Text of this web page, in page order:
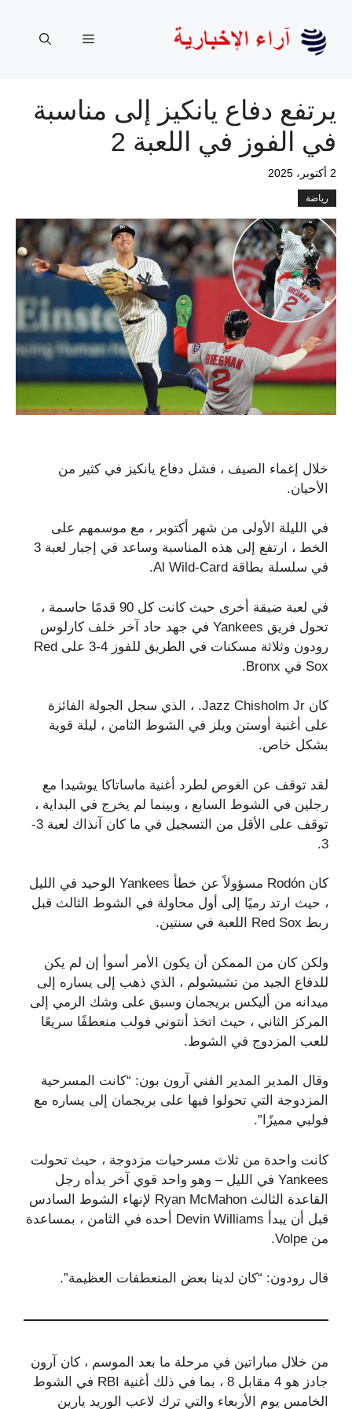
المحتوى
القائمة
يرتفع دفاع يانكيز إلى مناسبة
في الفوز في اللعبة 2
2 أكتوبر، 2025
رياضة
خلال إغماء الصيف ، فشل دفاع يانكيز في كثير من
الأحيان.
في الليلة الأولى من شهر أكتوبر ، مع موسمهم على
الخط ، ارتفع إلى هذه المناسبة وساعد في إجبار لعبة 3
في سلسلة بطاقة Al Wild-Card.
في لعبة ضيقة أخرى حيث كانت كل 90 قدمًا حاسمة ،
تحول فريق Yankees في جهد حاد آخر خلف كارلوس
رودون وثلاثة مسكنات في الطريق للفوز 4-3 على Red
Sox في Bronx.
كان Jazz Chisholm Jr. ، الذي سجل الجولة الفائزة
على أغنية أوستن ويلز في الشوط الثامن ، ليلة قوية
بشكل خاص.
لقد توقف عن الغوص لطرد أغنية ماساتاكا يوشيدا مع
رجلين في الشوط السابع ، وبينما لم يخرج في البداية ،
توقف على الأقل من التسجيل في ما كان آنذاك لعبة 3-
3.
كان Rodón مسؤولاً عن خطأ Yankees الوحيد في الليل
، حيث ارتد رميًا إلى أول محاولة في الشوط الثالث قبل
ربط Red Sox اللعبة في سنتين.
ولكن كان من الممكن أن يكون الأمر أسوأ إن لم يكن
للدفاع الجيد من تشيشولم ، الذي ذهب إلى يساره إلى
ميدانه من أليكس بريجمان وسبق على وشك الرمي إلى
المركز الثاني ، حيث اتخذ أنتوني فولب منعطفًا سريعًا
للعب المزدوج في الشوط.
وقال المدير المدير الفني آرون بون: “كانت المسرحية
المزدوجة التي تحولوا فيها على بريجمان إلى يساره مع
فولبي مميزًا”.
كانت واحدة من ثلاث مسرحيات مزدوجة ، حيث تحولت
Yankees في الليل – وهو واحد قوي آخر بدأه رجل
القاعدة الثالث Ryan McMahon لإنهاء الشوط السادس
قبل أن يبدأ Devin Williams أحده في الثامن ، بمساعدة
من Volpe.
قال رودون: “كان لدينا بعض المنعطفات العظيمة”.
من خلال مباراتين في مرحلة ما بعد الموسم ، كان آرون
جادز هو 4 مقابل 8 ، بما في ذلك أغنية RBI في الشوط
الخامس يوم الأربعاء والتي ترك لاعب الوريد يارين